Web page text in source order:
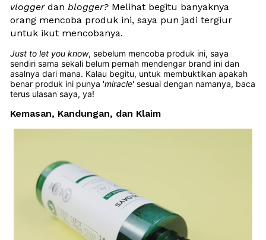
vlogger dan blogger? Melihat begitu banyaknya
orang mencoba produk ini, saya pun jadi tergiur
untuk ikut mencobanya.
Just to let you know, sebelum mencoba produk ini, saya
sendiri sama sekali belum pernah mendengar brand ini dan
asalnya dari mana. Kalau begitu, untuk membuktikan apakah
benar produk ini punya 'miracle' sesuai dengan namanya, baca
terus ulasan saya, ya!
Kemasan, Kandungan, dan Klaim